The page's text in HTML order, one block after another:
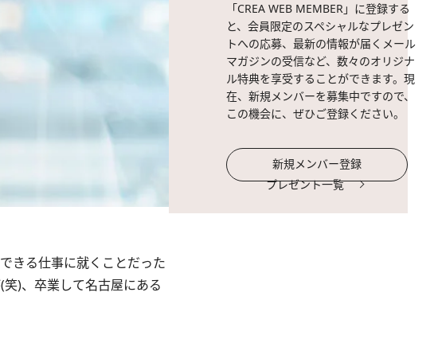
きる仕事に就くことだった
)、卒業して名古屋にある
「CREA WEB MEMBER」に登録する
と、会員限定のスペシャルなプレゼン
トへの応募、最新の情報が届くメール
マガジンの受信など、数々のオリジナ
ル特典を享受することができます。現
在、新規メンバーを募集中ですので、
この機会に、ぜひご登録ください。
新規メンバー登録
プレゼント一覧